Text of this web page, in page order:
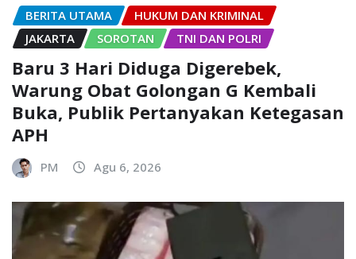
BERITA UTAMA
HUKUM DAN KRIMINAL
JAKARTA
SOROTAN TNI DAN POLRI
Baru 3 Hari Diduga Digerebek,
Warung Obat Golongan G Kembali
Buka, Publik Pertanyakan Ketegasan
APH
PM Agu 6, 2026